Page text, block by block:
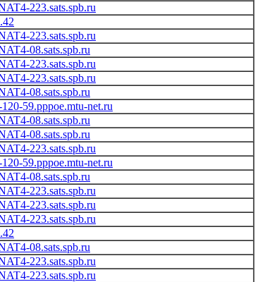
223.sats.spb.ru
223.sats.spb.ru
08.sats.spb.ru
223.sats.spb.ru
223.sats.spb.ru
08.sats.spb.ru
59.pppoe.mtu-net.ru
08.sats.spb.ru
08.sats.spb.ru
223.sats.spb.ru
59.pppoe.mtu-net.ru
08.sats.spb.ru
223.sats.spb.ru
223.sats.spb.ru
223.sats.spb.ru
08.sats.spb.ru
223.sats.spb.ru
223.sats.spb.ru